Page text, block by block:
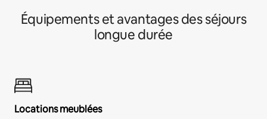
Équipements et avantages des séjours
longue durée
Locations meublées